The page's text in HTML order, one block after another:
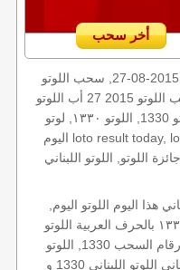
أخر سحب
اليكم نتائج اللوتو الخميس, الخميس 2015-08-27, سحب اللوتو
2015-08-27, سحب اللوتو 2015 27 أب اللوتو, loto, lotto, نتيجة
اللوتو, نتيجة اللوتو ١٣٣٠ نتيجة اللوتو 1330, اللوتو ١٣٣٠, لوتو
اليوم loto result today, loto results today اللوتو هذا الاسبوع
هذا اليوم اللوتو اليوم,
اللوتو 1330 عو رقم سحب اللوتو ١٣٣٠ بالحرف العربية اللوتو
1718, اللوتو 2015-08-27, اللوتو أرقام السحب 1330, اللوتو
الخميس, 1330 الخميس اللوتو اللبناني اللوتو اللبناني 1330 و